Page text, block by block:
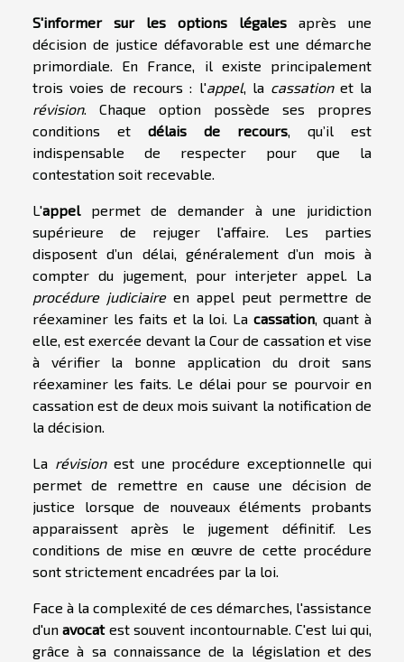
S'informer sur les options légales après une
décision de justice défavorable est une démarche
primordiale. En France, il existe principalement
trois voies de recours : l'appel, la cassationet la
révision. Chaque option possède ses propres
conditions et délais de recours, qu’il est
indispensable de respecter pour que la
contestation soit recevable.
L'appelpermet de demander à une juridiction
supérieure de rejuger l'affaire. Les parties
disposent d’un délai, généralement d’un mois à
compter du jugement, pour interjeter appel. La
procédure judiciaireen appel peut permettre de
réexaminer les faits et la loi. Lacassation, quant à
elle, est exercée devant la Cour de cassation et vise
à vérifier la bonne application du droit sans
réexaminer les faits. Le délai pour se pourvoir en
cassation est de deux mois suivant la notification de
la décision.
La révisionest une procédure exceptionnelle qui
permet de remettre en cause une décision de
justice lorsque de nouveaux éléments probants
apparaissent après le jugement définitif. Les
conditions de mise en œuvre de cette procédure
sont strictement encadrées par la loi.
Face à la complexité de ces démarches, l'assistance
d'unavocatest souvent incontournable. C'est lui qui,
grâce à sa connaissance de la législation et des